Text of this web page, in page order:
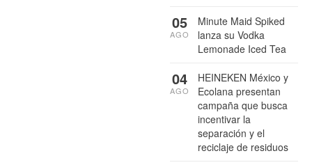
Minute Maid Spiked
lanza su Vodka
Lemonade Iced Tea
05
AGO
HEINEKEN México y
Ecolana presentan
campaña que busca
incentivar la
separación y el
reciclaje de residuos
04
AGO